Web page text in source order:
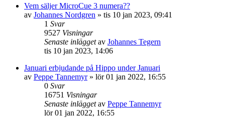
Vem säljer MicroCue 3 numera??
av Johannes Nordgren » tis 10 jan 2023, 09:41
1 Svar
9527 Visningar
Senaste inläggetav Johannes Tegern
tis 10 jan 2023, 14:06
Januari erbjudande på Hippo under Januari
av Peppe Tannemyr» lör 01 jan 2022, 16:55
0 Svar
16751 Visningar
Senaste inläggetav Peppe Tannemyr
lör 01 jan 2022, 16:55